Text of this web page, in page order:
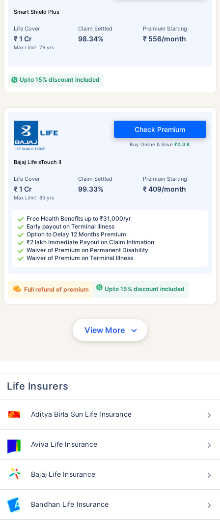
Smart Shield Plus
Life Cover
₹ 1 Cr
Max Limit: 79 yrs
Claim Settled
98.34%
Premium Starting
₹ 556/month
Upto 15% discount included
Bajaj Life eTouch II
Life Cover
₹ 1 Cr
Max Limit: 85 yrs
Claim Settled
99.33%
Premium Starting
₹ 409/month
Buy Online & Save₹0.3 K
Check Premium
Free Health Benefits up to ₹31,000/yr
Early payout on Terminal Illness
Option to Delay 12 Months Premium
₹2 lakh Immediate Payout on Claim Intimation
Waiver of Premium on Permanent Disability
Waiver of Premium on Terminal Illness
Upto 15% discount included
Full refund of premium
View More
Life Insurers
Aditya Birla Sun Life Insurance
Aviva Life Insurance
Bajaj Life Insurance
Bandhan Life Insurance